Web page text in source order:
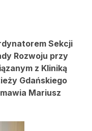
Sekcji
Rozwoju przy
z Kliniką
Gdańskiego
Mariusz